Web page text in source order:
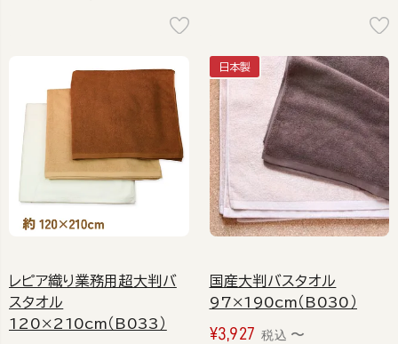
レピア織り業務用超大判バ
スタオル
120×210cm（B033）
国産大判バスタオル
97×190cm（B030）
日本製
¥3,927 税込 〜